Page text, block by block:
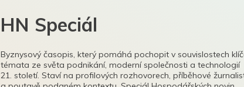
HN Speciál
Byznysový časopis, který pomáhá pochopit v souvislostech
témata ze světa podnikání, moderní společnosti a technologií
21. století. Staví na profilových rozhovorech, příběhové